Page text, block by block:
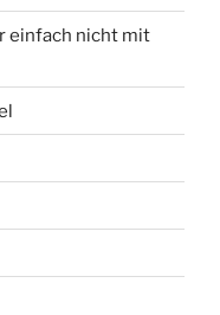
einfach nicht mit